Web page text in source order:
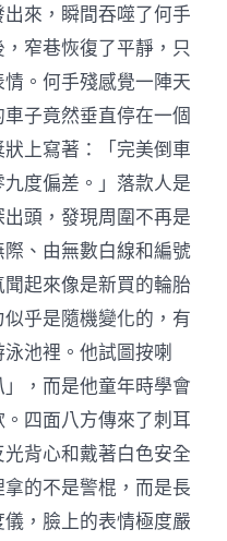
來，瞬間吞噬了何手
窄巷恢復了平靜，只
。何手殘感覺一陣天
子竟然垂直停在一個
上寫著：「完美倒車
度偏差。」落款人是
出頭，發現周圍不再是
、由無數白線和編號
起來像是新買的輪胎
乎是隨機變化的，有
池裡。他試圖按喇
，而是他童年時學會
四面八方傳來了刺耳
背心和戴著白色安全
的不是警棍，而是長
，臉上的表情極度嚴